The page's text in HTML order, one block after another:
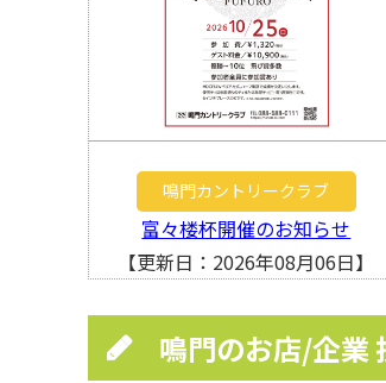
鳴門カントリークラブ
富々楼杯開催のお知らせ
【更新日：2026年08月06日】
鳴門のお店/企